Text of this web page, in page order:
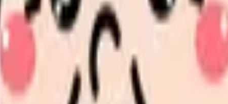
いている期間から、次に見るべき記事と相談先を出します。